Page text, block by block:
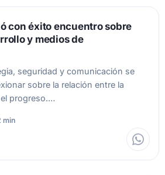
con éxito encuentro sobre
y medios de
seguridad y comunicación se
sobre la relación entre la
progreso.…
min